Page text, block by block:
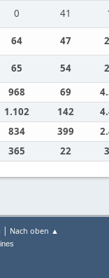
0 41
64 47
65 54
968 69
1.102 142
834 399
365 22
| Nach oben ▲